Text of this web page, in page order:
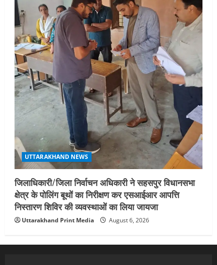
UTTARAKHAND NEWS
जिलाधिकारी/जिला निर्वाचन अधिकारी ने सहसपुर विधानसभा
क्षेत्र के पोलिंग बूथों का निरीक्षण कर एसआईआर आपत्ति
निस्तारण शिविर की व्यवस्थाओं का लिया जायजा
Uttarakhand Print Media August 6, 2026